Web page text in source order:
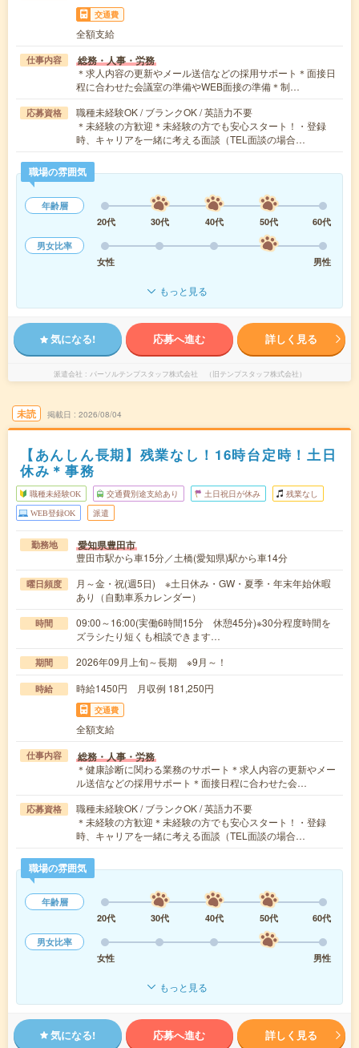
交通費
全額支給
仕事内容 総務・人事・労務
＊求人内容の更新やメール送信などの採用サポート＊面接日
程に合わせた会議室の準備やWEB面接の準備＊制…
応募資格
職種未経験OK / ブランクOK / 英語力不要
＊未経験の方歓迎＊未経験の方でも安心スタート！・登録
時、キャリアを一緒に考える面談（TEL面談の場合…
職場の雰囲気
年齢層
20代
30代 40代 50代
60代
男女比率
女性
男性
もっと見る
気になる! 応募へ進む 詳しく見る
派遣会社 パーソルテンプスタッフ株式会社 （旧テンプスタッフ株式会社）
未読 掲載日 2026/08/04
【あんしん長期】残業なし！16時台定時！土日
休み＊事務
職種未経験OK 交通費別途支給あり 土日祝日が休み 残業なし
WEB登録OK 派遣
勤務地 愛知県豊田市
豊田市駅から車15分／土橋(愛知県)駅から車14分
曜日頻度
月～金・祝(週5日) ※土日休み・GW・夏季・年末年始休暇
あり（自動車系カレンダー）
時間
09:00～16:00(実働6時間15分 休憩45分)※30分程度時間を
ズラシたり短くも相談できます…
期間 2026年09月上旬～長期 ※9月～！
時給 時給1450円 月収例 181,250円
交通費
全額支給
仕事内容 総務・人事・労務
＊健康診断に関わる業務のサポート＊求人内容の更新やメー
ル送信などの採用サポート＊面接日程に合わせた会…
応募資格
職種未経験OK / ブランクOK / 英語力不要
＊未経験の方歓迎＊未経験の方でも安心スタート！・登録
時、キャリアを一緒に考える面談（TEL面談の場合…
職場の雰囲気
年齢層
20代
30代 40代 50代
60代
男女比率
女性
男性
もっと見る
気になる! 応募へ進む 詳しく見る